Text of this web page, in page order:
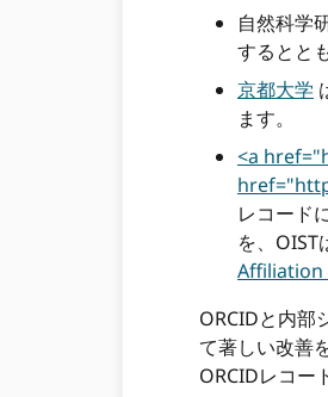
自然科学
するとと
京都大学
ます。
<a
レコード
を、
Affiliation
ORCIDと内部
て著しい改善
ORCIDレコー